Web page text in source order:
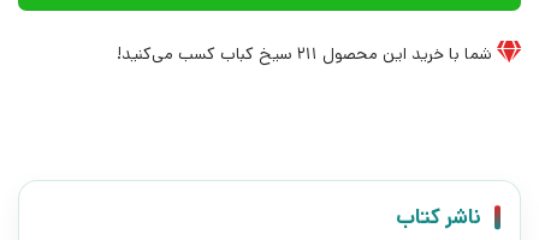
شما با خرید این محصول 211 سیخ کباب کسب می‌کنید!
ناشر کتاب